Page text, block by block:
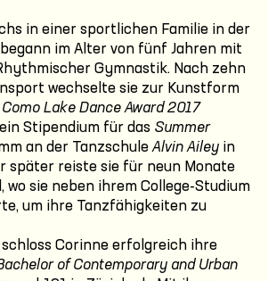
in einer sportlichen Familie in der
im Alter von fünf Jahren mit
Gymnastik. Nach zehn
wechselte sie zur Kunstform
Como Lake Dance Award 2017
Stipendium für das Summer
an der TanzschuleAlvin Ailey in
später reiste sie für neun Monate
wo sie neben ihrem College-Studium
um ihre Tanzfähigkeiten zu
schloss Corinne erfolgreich ihre
of Contemporary and Urban